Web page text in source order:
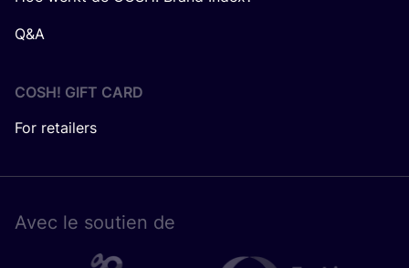
Q&A
COSH! GIFT CARD
For retailers
Avec le sou­tien de